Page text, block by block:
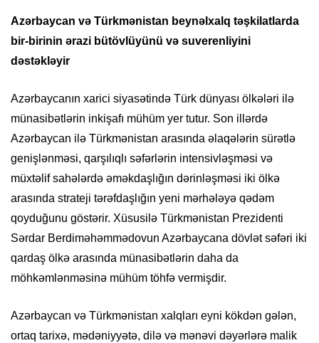
Azərbaycan və Türkmənistan beynəlxalq təşkilatlarda
bir-birinin ərazi bütövlüyünü və suverenliyini
dəstəkləyir
Azərbaycanın xarici siyasətində Türk dünyası ölkələri ilə
münasibətlərin inkişafı mühüm yer tutur. Son illərdə
Azərbaycan ilə Türkmənistan arasında əlaqələrin sürətlə
genişlənməsi, qarşılıqlı səfərlərin intensivləşməsi və
müxtəlif sahələrdə əməkdaşlığın dərinləşməsi iki ölkə
arasında strateji tərəfdaşlığın yeni mərhələyə qədəm
qoyduğunu göstərir. Xüsusilə Türkmənistan Prezidenti
Sərdar Berdiməhəmmədovun Azərbaycana dövlət səfəri iki
qardaş ölkə arasında münasibətlərin daha da
möhkəmlənməsinə mühüm töhfə vermişdir.
Azərbaycan və Türkmənistan xalqları eyni kökdən gələn,
ortaq tarixə, mədəniyyətə, dilə və mənəvi dəyərlərə malik